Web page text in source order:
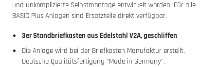
und unkomplizierte Selbstmontage entwickelt worden. Für alle
BASIC Plus Anlagen sind Ersatzteile direkt verfügbar.
3er Standbriefkasten aus Edelstahl V2A, geschliffen
Die Anlage wird bei der Briefkasten Manufaktur erstellt.
Deutsche Qualitätsfertigung "Made in Germany".